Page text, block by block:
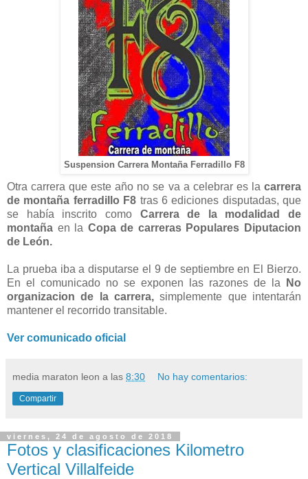
Suspension Carrera Montaña Ferradillo F8
Otra carrera que este año no se va a celebrar es la carrera
de montaña ferradillo F8 tras 6 ediciones disputadas, que
se había inscrito como Carrera de la modalidad de
montaña en la Copa de carreras Populares Diputacion
de León.
La prueba iba a disputarse el 9 de septiembre en El Bierzo.
En el comunicado no se exponen las razones de la
No
organizacion de la carrera, simplemente que intentarán
mantener el recorrido transitable.
Ver comunicado oficial
media maraton leon a las 8:30 No hay comentarios:
Compartir
viernes, 24 de agosto de 2018
Fotos y clasificaciones Kilometro
Vertical Villalfeide